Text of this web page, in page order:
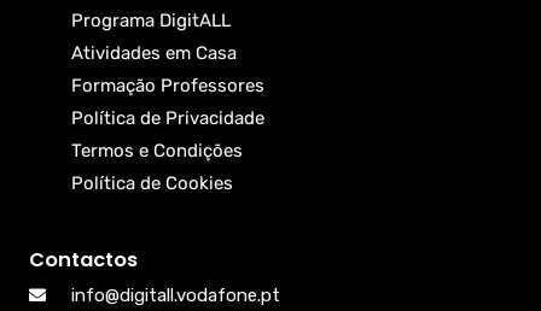
Programa DigitALL
Atividades em Casa
Formação Professores
Política de Privacidade
Termos e Condições
Política de Cookies
Contactos
info@digitall.vodafone.pt